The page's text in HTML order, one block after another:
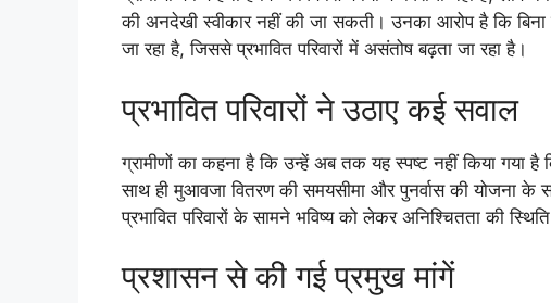
की अनदेखी स्वीकार नहीं की जा सकती। उनका आरोप है कि बिना
जा रहा है, जिससे प्रभावित परिवारों में असंतोष बढ़ता जा रहा है।
प्रभावित परिवारों ने उठाए कई सवाल
ग्रामीणों का कहना है कि उन्हें अब तक यह स्पष्ट नहीं किया गया
साथ ही मुआवजा वितरण की समयसीमा और पुनर्वास की योजना के
प्रभावित परिवारों के सामने भविष्य को लेकर अनिश्चितता की
प्रशासन से की गई प्रमुख मांगें